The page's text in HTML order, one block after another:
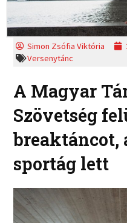
Simon Zsófia Viktória
Versenytánc
A Magyar
Szövetség
sportág lett